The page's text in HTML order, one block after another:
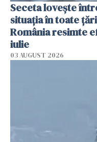
Seceta lovește
situația în toate
România resimte
iulie
03 AUGUST 2026